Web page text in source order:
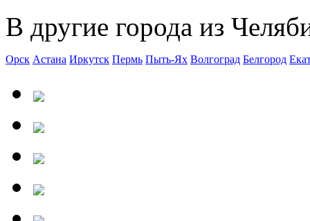
В другие города из
Орск Астана Иркутск Пермь Пыть-Ях Волгоград Белгород